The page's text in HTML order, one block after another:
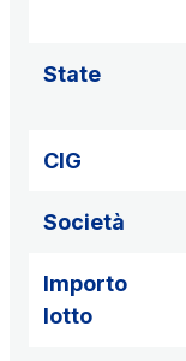
State
CIG
Società
Importo
lotto